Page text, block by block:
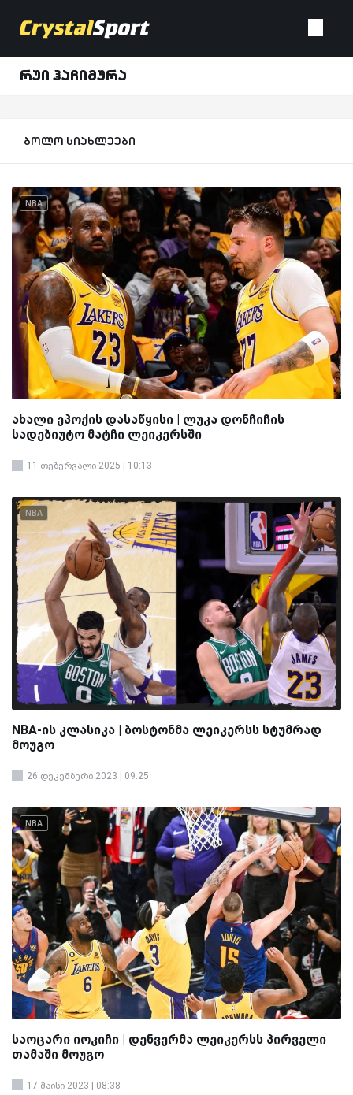
რუი ჰაჩიმურა
ბოლო სიახლეები
NBA
ახალი ეპოქის დასაწყისი | ლუკა დონჩიჩის
სადებიუტო მატჩი ლეიკერსში
11 თებერვალი 2025 | 10:13
NBA
NBA-ის კლასიკა | ბოსტონმა ლეიკერსს სტუმრად
მოუგო
26 დეკემბერი 2023 | 09:25
NBA
საოცარი იოკიჩი | დენვერმა ლეიკერსს პირველი
თამაში მოუგო
17 მაისი 2023 | 08:38